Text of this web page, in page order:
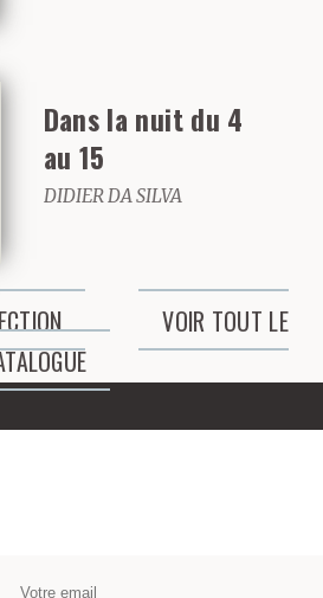
Dans la nuit du 4
au 15
DIDIER DA SILVA
VOIR TOUT LE